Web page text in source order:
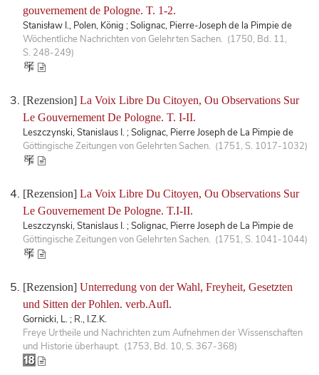
gouvernement de Pologne. T. 1-2.
Stanisław I., Polen, König ; Solignac, Pierre-Joseph de la Pimpie de
Wöchentliche Nachrichten von Gelehrten Sachen. (1750, Bd. 11,
S. 248-249)
[Rezension] La Voix Libre Du Citoyen, Ou Observations Sur
Le Gouvernement De Pologne. T. I-II.
Leszczynski, Stanislaus I. ; Solignac, Pierre Joseph de La Pimpie de
Göttingische Zeitungen von Gelehrten Sachen. (1751, S. 1017-1032)
[Rezension] La Voix Libre Du Citoyen, Ou Observations Sur
Le Gouvernement De Pologne. T.I-II.
Leszczynski, Stanislaus I. ; Solignac, Pierre Joseph de La Pimpie de
Göttingische Zeitungen von Gelehrten Sachen. (1751, S. 1041-1044)
[Rezension] Unterredung von der Wahl, Freyheit, Gesetzten
und Sitten der Pohlen. verb.Aufl.
Gornicki, L. ; R., I.Z.K.
Freye Urtheile und Nachrichten zum Aufnehmen der Wissenschaften
und Historie überhaupt. (1753, Bd. 10, S. 367-368)